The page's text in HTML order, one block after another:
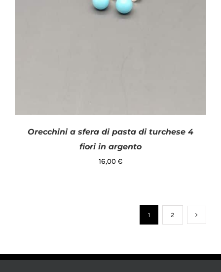
Orecchini a sfera di pasta di turchese 4
fiori in argento
16,00 €
1 2